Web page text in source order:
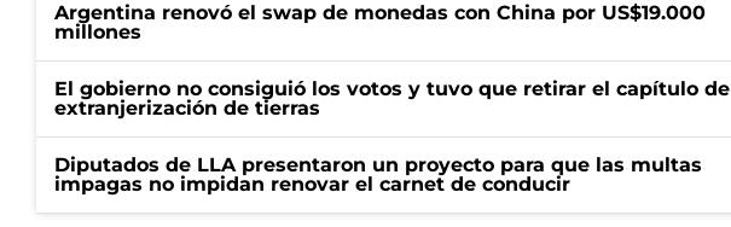
Argentina renovó el swap de monedas con China por US$19.000
millones
El gobierno no consiguió los votos y tuvo que retirar el capítulo de
extranjerización de tierras
Diputados de LLA presentaron un proyecto para que las multas
impagas no impidan renovar el carnet de conducir